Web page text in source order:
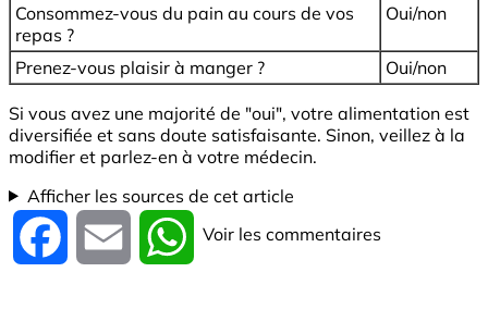
Consommez-vous du pain au cours de vos
repas ?
Oui/non
Prenez-vous plaisir à manger ? Oui/non
Si vous avez une majorité de "oui", votre alimentation est
diversifiée et sans doute satisfaisante. Sinon, veillez à la
modifier et parlez-en à votre médecin.
Afficher les sources de cet article
Facebook Email WhatsApp
Voir les commentaires